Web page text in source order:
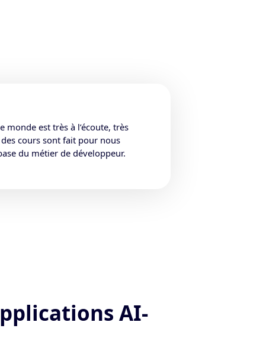
est très à l’écoute, très
cours sont fait pour nous
du métier de développeur.
AI-